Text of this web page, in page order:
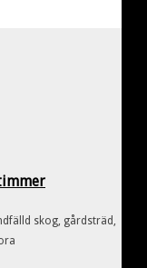
skog, gårdsträd,